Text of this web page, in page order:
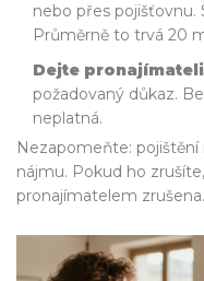
nebo přes pojišťovnu.
Průměrně to trvá 20
Dejte
požadovaný důkaz.
neplatná.
Nezapomeňte:
nájmu. Pokud ho
pronajímatelem zrušena.